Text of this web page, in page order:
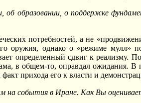
об образовании, о поддержке
потребностей, а не
оружия, однако о «режиме
определенный сдвиг к реализму.
в общем-то, оправдал ожидания.
прихода его к власти и
события в Иране. Как Вы